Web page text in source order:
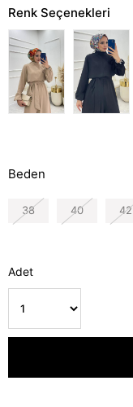
Renk Seçenekleri
Beden
38 40 42
Adet